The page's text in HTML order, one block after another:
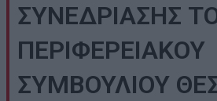
ΣΥΝΕΔΡΙΑΣΗΣ
ΠΕΡΙΦΕΡΕΙΑΚΟΥ
ΣΥΜΒΟΥΛΙΟΥ